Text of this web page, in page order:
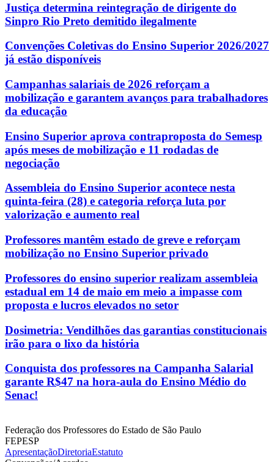
Justiça determina reintegração de dirigente do
Sinpro Rio Preto demitido ilegalmente
Convenções Coletivas do Ensino Superior 2026/2027
já estão disponíveis
Campanhas salariais de 2026 reforçam a
mobilização e garantem avanços para trabalhadores
da educação
Ensino Superior aprova contraproposta do Semesp
após meses de mobilização e 11 rodadas de
negociação
Assembleia do Ensino Superior acontece nesta
quinta-feira (28) e categoria reforça luta por
valorização e aumento real
Professores mantêm estado de greve e reforçam
mobilização no Ensino Superior privado
Professores do ensino superior realizam assembleia
estadual em 14 de maio em meio a impasse com
proposta e lucros elevados no setor
Dosimetria: Vendilhões das garantias constitucionais
irão para o lixo da história
Conquista dos professores na Campanha Salarial
garante R$47 na hora-aula do Ensino Médio do
Senac!
Federação dos Professores do Estado de São Paulo
FEPESP
ApresentaçãoDiretoriaEstatuto